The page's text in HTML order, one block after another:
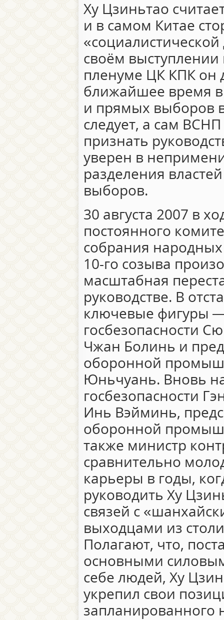
Ху Цзиньтао
и в самом Китае
своём выступлении
пленуме ЦК КПК он
ближайшее время
и прямых выборов
следует, а сам
признать
уверен в
разделения
выборов.
30 августа 2007 в
постоянного
собрания
10-го созыва
масштабная
руководстве. В
ключевые фигуры
госбезопасности
Чжан Болинь и
оборонной
Юньчуань. Вновь
госбезопасности
Инь Вэйминь,
оборонной
также министр
сравнительно
карьеры в годы,
руководить Ху
связей с
выходцами из
Полагают, что,
основными
себе людей, Ху
укрепил свои
запланированного